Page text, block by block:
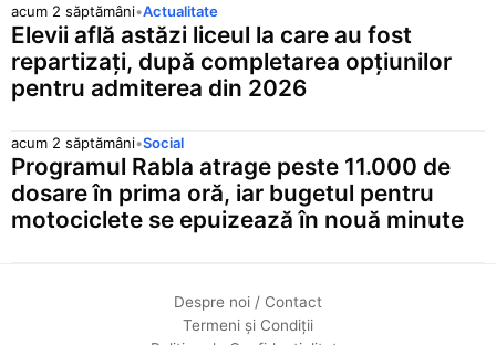
acum 2 săptămâni•Actualitate
Elevii află astăzi liceul la care au fost
repartizați, după completarea opțiunilor
pentru admiterea din 2026
acum 2 săptămâni•Social
Programul Rabla atrage peste 11.000 de
dosare în prima oră, iar bugetul pentru
motociclete se epuizează în nouă minute
Despre noi / Contact
Termeni și Condiții